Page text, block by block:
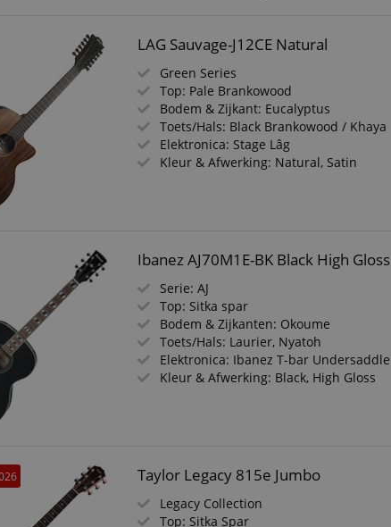
LAG Sauvage-J12CE Natural
Green Series
Top: Pale Brankowood
Bodem & Zijkant: Eucalyptus
Toets/Hals: Black Brankowood / Khaya
Elektronica: Stage Lâg
Kleur & Afwerking: Natural, Satin
Ibanez AJ70M1E-BK Black High Gloss
Serie: AJ
Top: Sitka spar
Bodem & Zijkanten: Okoume
Toets/Hals: Laurier, Nyatoh
Elektronica: Ibanez T-bar Undersaddle
Kleur & Afwerking: Black, High Gloss
Taylor Legacy 815e Jumbo
Legacy Collection
Top: Sitka Spar